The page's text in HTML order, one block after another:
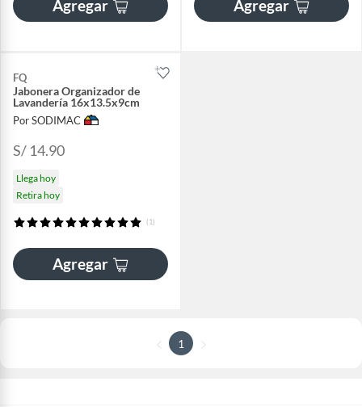
Agregar Agregar
FQ
Jabonera Organizador de
Lavandería 16x13.5x9cm
Por SODIMAC
S/ 14.90
Llega hoy
Retira hoy
(1)
Agregar
1